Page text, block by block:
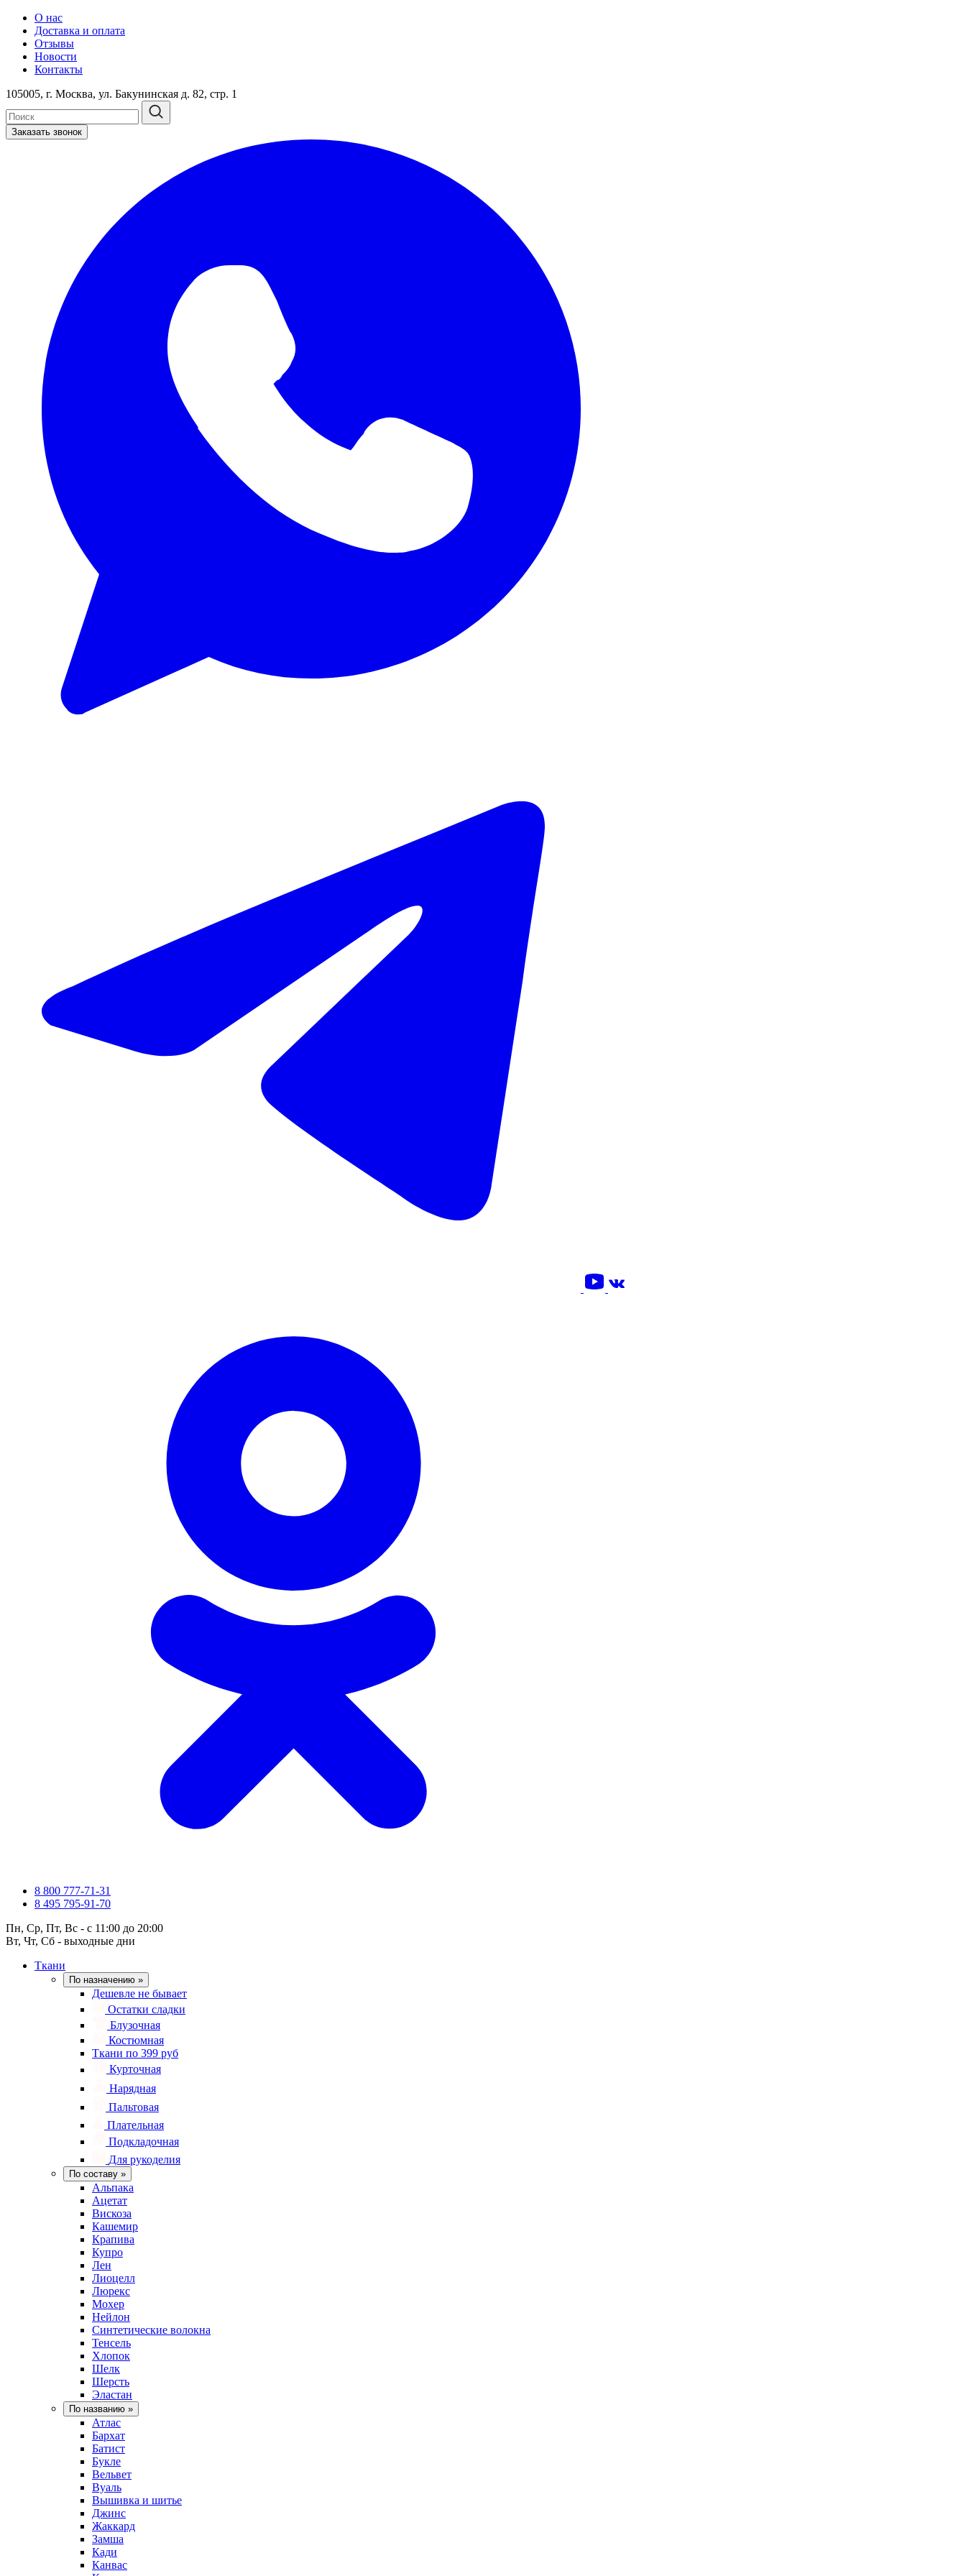
О нас
Доставка и оплата
Отзывы
Новости
Контакты
105005, г. Москва, ул. Бакунинская д. 82, стр. 1
Заказать звонок
8 800 777-71-31
8 495 795-91-70
Пн, Ср, Пт, Вс - с 11:00 до 20:00
Вт, Чт, Сб - выходные дни
Ткани
По назначению »
Дешевле не бывает
Остатки сладки
Блузочная
Костюмная
Ткани по 399 руб
Курточная
Нарядная
Пальтовая
Плательная
Подкладочная
Для рукоделия
По составу »
Альпака
Ацетат
Вискоза
Кашемир
Крапива
Купро
Лен
Лиоцелл
Люрекс
Мохер
Нейлон
Синтетические волокна
Тенсель
Хлопок
Шелк
Шерсть
Эластан
По названию »
Атлас
Бархат
Батист
Букле
Вельвет
Вуаль
Вышивка и шитье
Джинс
Жаккард
Замша
Кади
Канвас